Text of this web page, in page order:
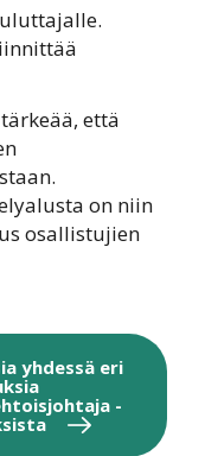
että
on niin
osallistujien
yhdessä eri
-